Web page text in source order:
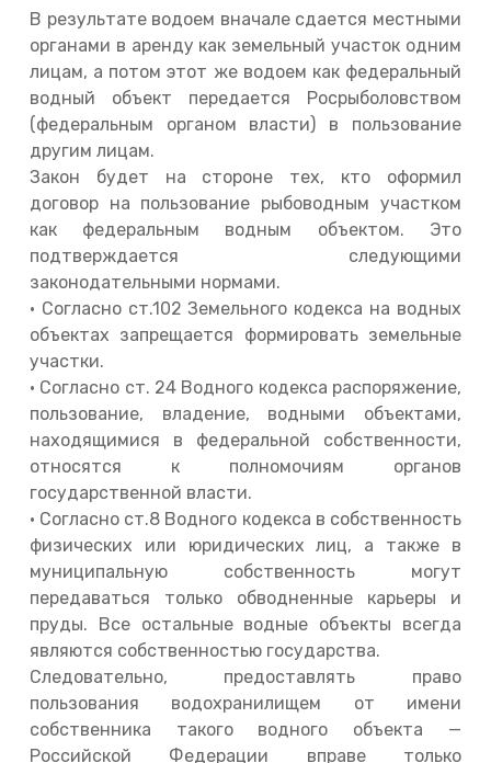
В результате водоем вначале сдается местными
органами в аренду как земельный участок одним
лицам, а потом этот же водоем как федеральный
водный объект передается Росрыболовством
(федеральным органом власти) в пользование
другим лицам.
Закон будет на стороне тех, кто оформил
договор на пользование рыбоводным участком
как федеральным водным объектом. Это
подтверждается следующими
законодательными нормами.
• Согласно ст.102 Земельного кодекса на водных
объектах запрещается формировать земельные
участки.
• Согласно ст. 24 Водного кодекса распоряжение,
пользование, владение, водными объектами,
находящимися в федеральной собственности,
относятся к полномочиям органов
государственной власти.
• Согласно ст.8 Водного кодекса в собственность
физических или юридических лиц, а также в
муниципальную собственность могут
передаваться только обводненные карьеры и
пруды. Все остальные водные объекты всегда
являются собственностью государства.
Следовательно, предоставлять право
пользования водохранилищем от имени
собственника такого водного объекта —
Российской Федерации вправе только